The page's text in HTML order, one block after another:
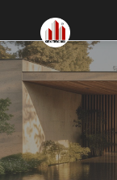
nội
dung